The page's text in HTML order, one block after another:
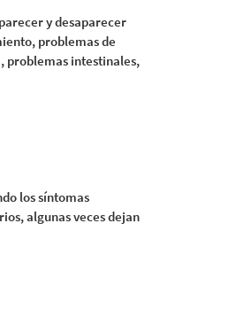
y desaparecer
problemas de
problemas intestinales,
los síntomas
algunas veces dejan